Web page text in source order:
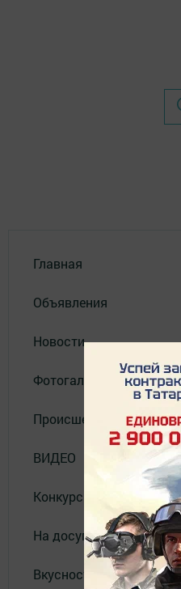
Главная
Объявления
Новости
Фотогалерея
Происшествия
ВИДЕО
Конкурсы
На досуге
Вкусности